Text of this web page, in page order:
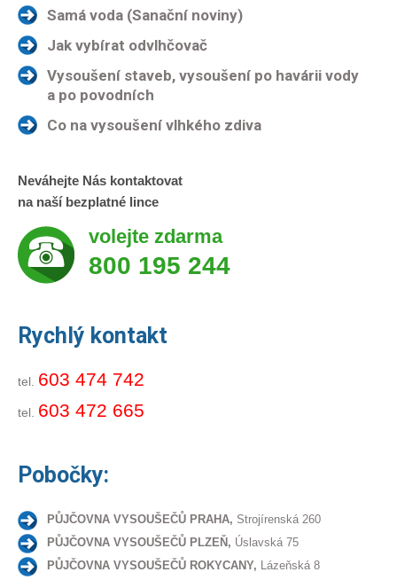
Samá voda (Sanační noviny)
Jak vybírat odvlhčovač
Vysoušení staveb, vysoušení po havárii vody
a po povodních
Co na vysoušení vlhkého zdiva
Neváhejte Nás kontaktovat
na naší bezplatné lince
volejte zdarma
800 195 244
Rychlý kontakt
tel. 603 474 742
tel. 603 472 665
Pobočky:
PŮJČOVNA VYSOUŠEČŮ PRAHA, Strojírenská 260
PŮJČOVNA VYSOUŠEČŮ PLZEŇ, Úslavská 75
PŮJČOVNA VYSOUŠEČŮ ROKYCANY, Lázeňská 8